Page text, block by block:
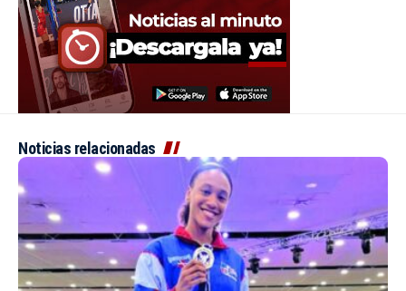
Noticias relacionadas